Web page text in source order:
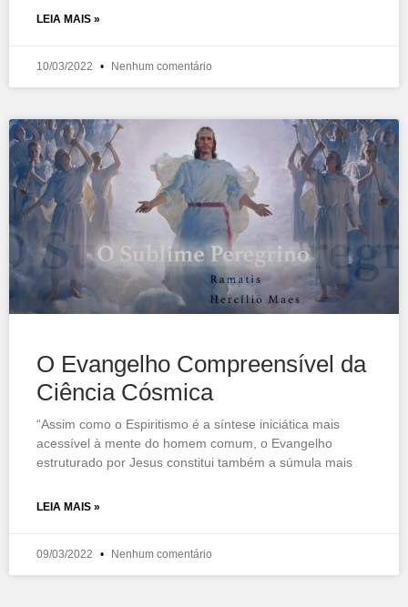
LEIA MAIS »
10/03/2022 Nenhum comentário
O Evangelho Compreensível da
Ciência Cósmica
“Assim como o Espiritismo é a síntese iniciática mais
acessível à mente do homem comum, o Evangelho
estruturado por Jesus constitui também a súmula mais
LEIA MAIS »
09/03/2022 Nenhum comentário